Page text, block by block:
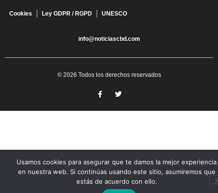
Cookies Ley GDPR / RGPD UNESCO
info@noticiascbd.com
© 2026 Todos los derechos reservados
Usamos cookies para asegurar que te damos la mejor experiencia
en nuestra web. Si continúas usando este sitio, asumiremos que
estás de acuerdo con ello.